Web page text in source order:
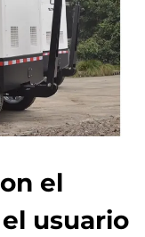
el
usuario